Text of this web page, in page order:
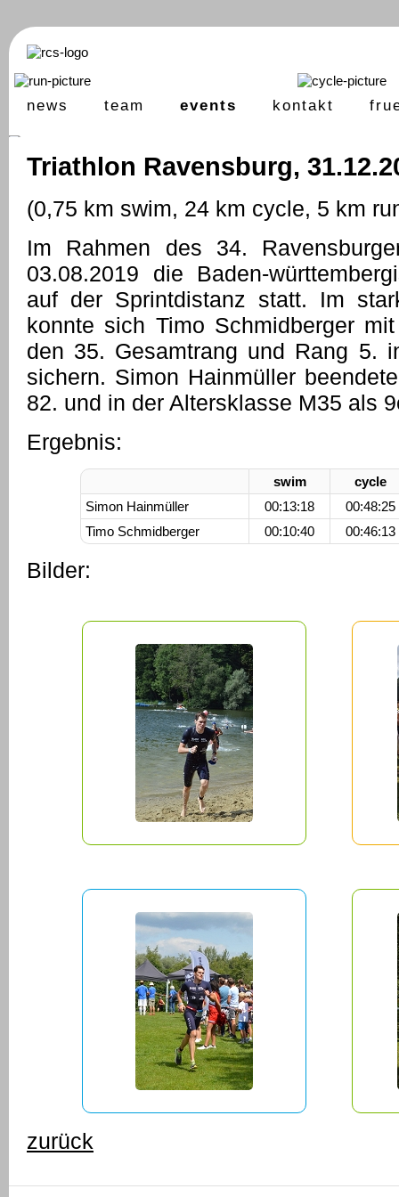
news team events kontakt
Triathlon Ravensburg,
(0,75 km swim, 24 km cycle, 5 km
Im Rahmen des 34.
03.08.2019 die Baden-
auf der Sprintdistanz statt. Im
konnte sich Timo Schmidberger
den 35. Gesamtrang und Rang 5.
sichern. Simon Hainmüller
82. und in der Altersklasse M35 als
Ergebnis:
swim
cycle
Simon Hainmüller
00:13:18
00:48:25
Timo Schmidberger
00:10:40 00:46:13
Bilder:
zurück